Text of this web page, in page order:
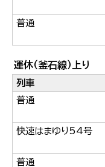
普通
運休（釜石線）上り
列車
普通
快速はまゆり54号
普通